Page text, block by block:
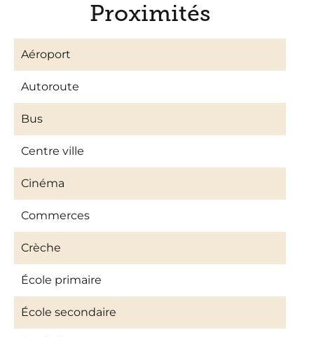
Proximités
Aéroport
Autoroute
Bus
Centre ville
Cinéma
Commerces
Crèche
École primaire
École secondaire